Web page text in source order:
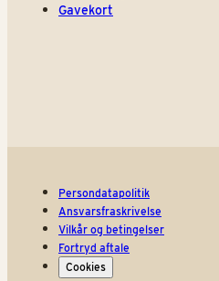
Gavekort
Persondatapolitik
Ansvarsfraskrivelse
Vilkår og betingelser
Fortryd aftale
Cookies